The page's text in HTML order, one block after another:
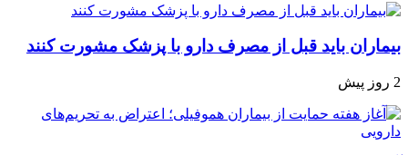
بیماران باید قبل از مصرف دارو با پزشک مشورت کنند
2 روز پیش